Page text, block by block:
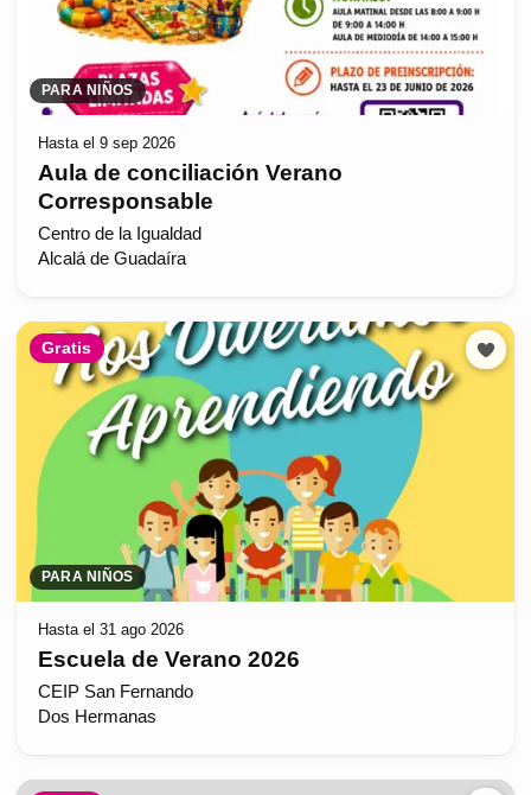
PARA NIÑOS
Hasta el 9 sep 2026
Aula de conciliación Verano
Corresponsable
Centro de la Igualdad
Alcalá de Guadaíra
Gratis
PARA NIÑOS
Hasta el 31 ago 2026
Escuela de Verano 2026
CEIP San Fernando
Dos Hermanas